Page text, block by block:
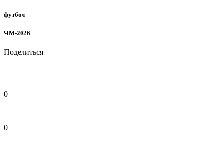
футбол
ЧМ-2026
Поделиться:
0
0